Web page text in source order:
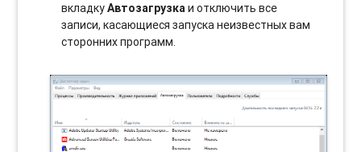
вкладкуАвтозагрузкаи отключить все
записи, касающиеся запуска неизвестных вам
сторонних программ.